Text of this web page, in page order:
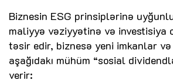
Biznesin ESG prinsiplərinə
maliyyə vəziyyətinə və investisiya
təsir edir, biznesə yeni imkanlar
aşağıdakı mühüm “sosial
verir: